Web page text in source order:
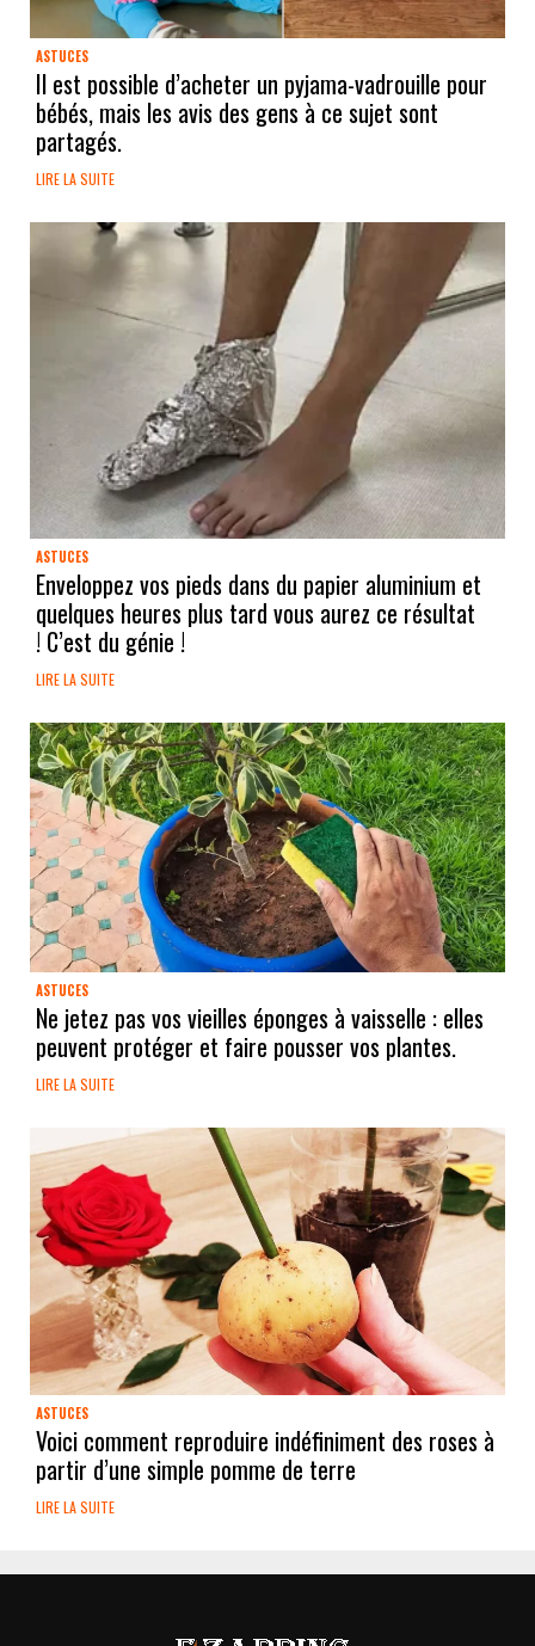
ASTUCES
Il est possible d’acheter un pyjama-vadrouille pour
bébés, mais les avis des gens à ce sujet sont
partagés.
LIRE LA SUITE
ASTUCES
Enveloppez vos pieds dans du papier aluminium et
quelques heures plus tard vous aurez ce résultat
! C’est du génie !
LIRE LA SUITE
ASTUCES
Ne jetez pas vos vieilles éponges à vaisselle : elles
peuvent protéger et faire pousser vos plantes.
LIRE LA SUITE
ASTUCES
Voici comment reproduire indéfiniment des roses à
partir d’une simple pomme de terre
LIRE LA SUITE